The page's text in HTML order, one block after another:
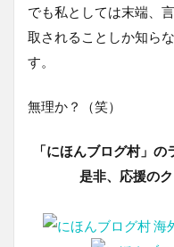
でも私としては末端、
取されることしか知ら
す。
無理か？（笑）
「にほんブログ村」の
是非、応援の